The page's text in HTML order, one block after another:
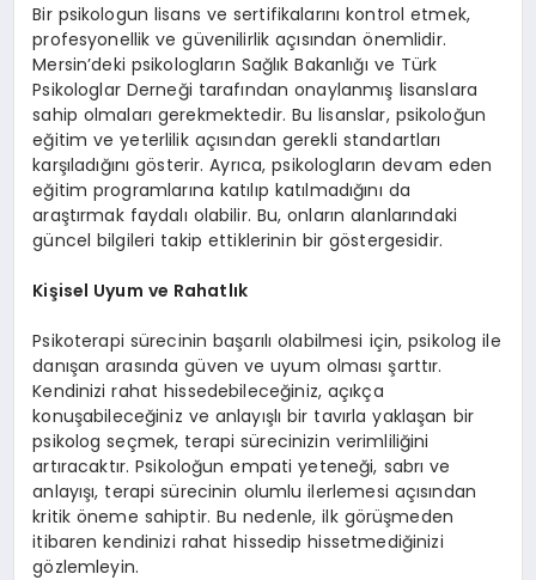
Bir psikologun lisans ve sertifikalarını kontrol etmek,
profesyonellik ve güvenilirlik açısından önemlidir.
Mersin’deki psikologların Sağlık Bakanlığı ve Türk
Psikologlar Derneği tarafından onaylanmış lisanslara
sahip olmaları gerekmektedir. Bu lisanslar, psikoloğun
eğitim ve yeterlilik açısından gerekli standartları
karşıladığını gösterir. Ayrıca, psikologların devam eden
eğitim programlarına katılıp katılmadığını da
araştırmak faydalı olabilir. Bu, onların alanlarındaki
güncel bilgileri takip ettiklerinin bir göstergesidir.
Kişisel Uyum ve Rahatlık
Psikoterapi sürecinin başarılı olabilmesi için, psikolog ile
danışan arasında güven ve uyum olması şarttır.
Kendinizi rahat hissedebileceğiniz, açıkça
konuşabileceğiniz ve anlayışlı bir tavırla yaklaşan bir
psikolog seçmek, terapi sürecinizin verimliliğini
artıracaktır. Psikoloğun empati yeteneği, sabrı ve
anlayışı, terapi sürecinin olumlu ilerlemesi açısından
kritik öneme sahiptir. Bu nedenle, ilk görüşmeden
itibaren kendinizi rahat hissedip hissetmediğinizi
gözlemleyin.